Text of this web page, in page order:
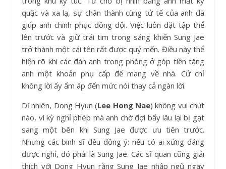
quặc và xa lạ, sự chân thành cùng tử tế của anh đã
giúp anh chinh phục đồng đội. Việc luôn đặt tập thể
lên trước và giữ trái tim trong sáng khiến Sung Jae
trở thành một cái tên rất được quý mến. Điều này thể
hiện rõ khi các đàn anh trong phòng ở góp tiền tặng
anh một khoản phụ cấp để mang về nhà. Cử chỉ
không lời ấy ấm áp đến mức nói thay cả ngàn lời.
Dĩ nhiên, Dong Hyun (Lee Hong Nae) không vui chút
nào, vì kỳ nghỉ phép mà anh chờ đợi bấy lâu lại bị gạt
sang một bên khi Sung Jae được ưu tiên trước.
Nhưng các binh sĩ đều đồng ý: nếu có ai xứng đáng
được nghỉ, đó phải là Sung Jae. Các sĩ quan cũng giải
thích với Dong Hyun rằng Sung Jae nhập ngũ ngay